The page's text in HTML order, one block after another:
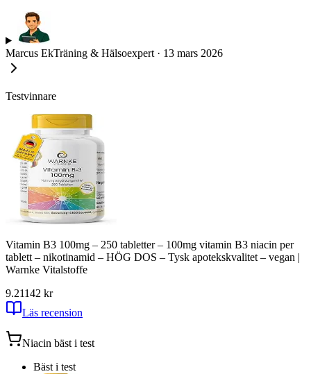
Marcus EkTräning & Hälsoexpert · 13 mars 2026
Testvinnare
Vitamin B3 100mg – 250 tabletter – 100mg vitamin B3 niacin per
tablett – nikotinamid – HÖG DOS – Tysk apotekskvalitet – vegan |
Warnke Vitalstoffe
9.21142 kr
Läs recension
Niacin bäst i test
Bäst i test